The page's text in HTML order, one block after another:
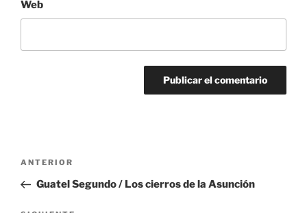
Web
Navegación
entradas
Entrada
anterior:
ANTERIOR
Guatel Segundo / Los cierros de la Asunción